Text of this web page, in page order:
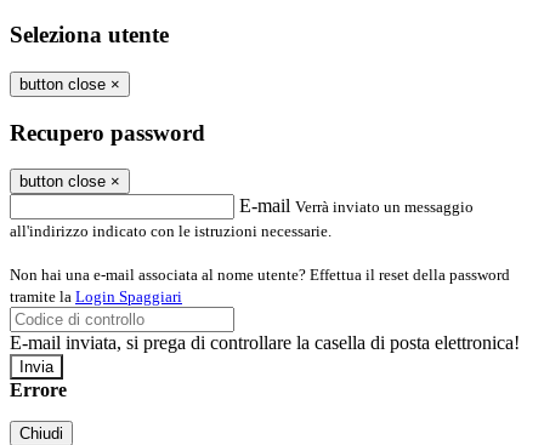
Seleziona utente
button close ×
Recupero password
button close ×
E-mail Verrà inviato un messaggio
all'indirizzo indicato con le istruzioni necessarie.
Non hai una e-mail associata al nome utente? Effettua il reset della password
tramite la Login Spaggiari
E-mail inviata, si prega di controllare la casella di posta elettronica!
Errore
Chiudi